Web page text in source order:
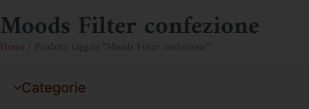
Moods Filter confezione
Home / Prodotti taggati “Moods Filter confezione”
Categorie